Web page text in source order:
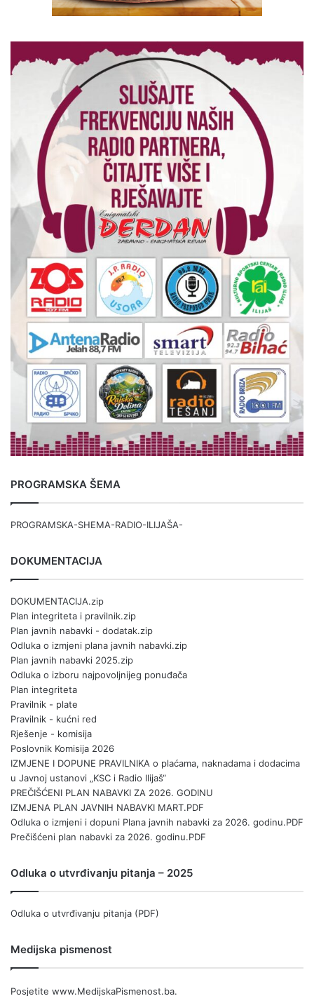
PROGRAMSKA ŠEMA
PROGRAMSKA-SHEMA-RADIO-ILIJAŠA-
DOKUMENTACIJA
DOKUMENTACIJA.zip
Plan integriteta i pravilnik.zip
Plan javnih nabavki - dodatak.zip
Odluka o izmjeni plana javnih nabavki.zip
Plan javnih nabavki 2025.zip
Odluka o izboru najpovoljnijeg ponuđača
Plan integriteta
Pravilnik - plate
Pravilnik - kućni red
Rješenje - komisija
Poslovnik Komisija 2026
IZMJENE I DOPUNE PRAVILNIKA o plaćama, naknadama i dodacima
u Javnoj ustanovi „KSC i Radio Ilijaš“
PREČIŠĆENI PLAN NABAVKI ZA 2026. GODINU
IZMJENA PLAN JAVNIH NABAVKI MART.PDF
Odluka o izmjeni i dopuni Plana javnih nabavki za 2026. godinu.PDF
Prečišćeni plan nabavki za 2026. godinu.PDF
Odluka o utvrđivanju pitanja – 2025
Odluka o utvrđivanju pitanja (PDF)
Medijska pismenost
Posjetite www.MedijskaPismenost.ba.